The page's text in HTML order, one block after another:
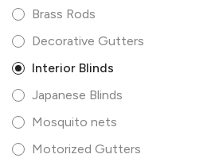
Brass Rods
Decorative Gutters
Interior Blinds
Japanese Blinds
Mosquito nets
Motorized Gutters